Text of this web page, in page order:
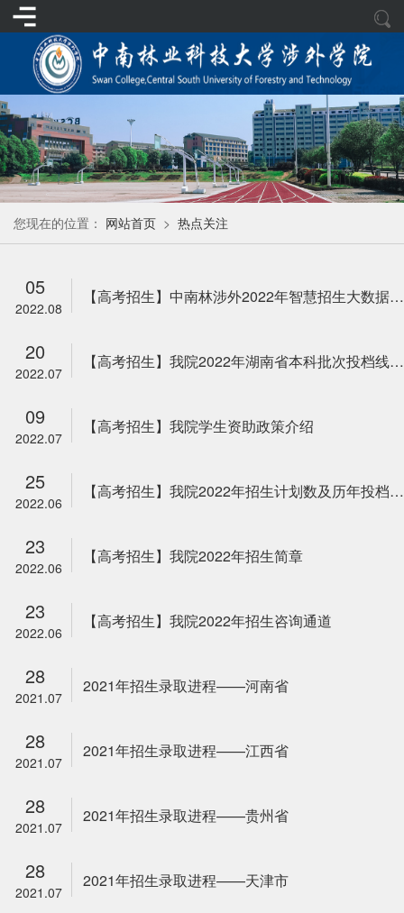
您现在的位置： 网站首页 > 热点关注
05
2022.08
【高考招生】中南林涉外2022年智慧招生大数据服务平台（学生端）操作指南
20
2022.07
【高考招生】我院2022年湖南省本科批次投档线正式发布
09
2022.07
【高考招生】我院学生资助政策介绍
25
2022.06
【高考招生】我院2022年招生计划数及历年投档分数线
23
2022.06
【高考招生】我院2022年招生简章
23
2022.06
【高考招生】我院2022年招生咨询通道
28
2021.07
2021年招生录取进程——河南省
28
2021.07
2021年招生录取进程——江西省
28
2021.07
2021年招生录取进程——贵州省
28
2021.07
2021年招生录取进程——天津市